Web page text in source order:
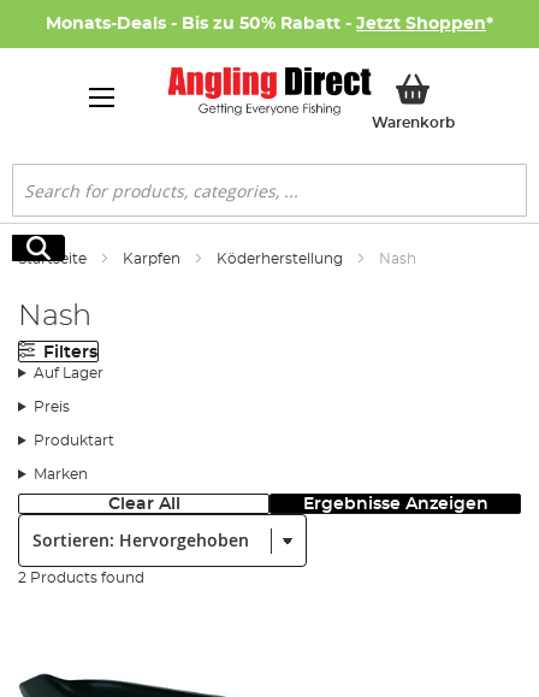
Monats-Deals - Bis zu 50% Rabatt - Jetzt Shoppen*
WarenkorbMein
Suche
Suche
Startseite Karpfen Köderherstellung Nash
Nash
Filters
Auf Lager
Preis
Produktart
Marken
Clear All Ergebnisse Anzeigen
2 Products found